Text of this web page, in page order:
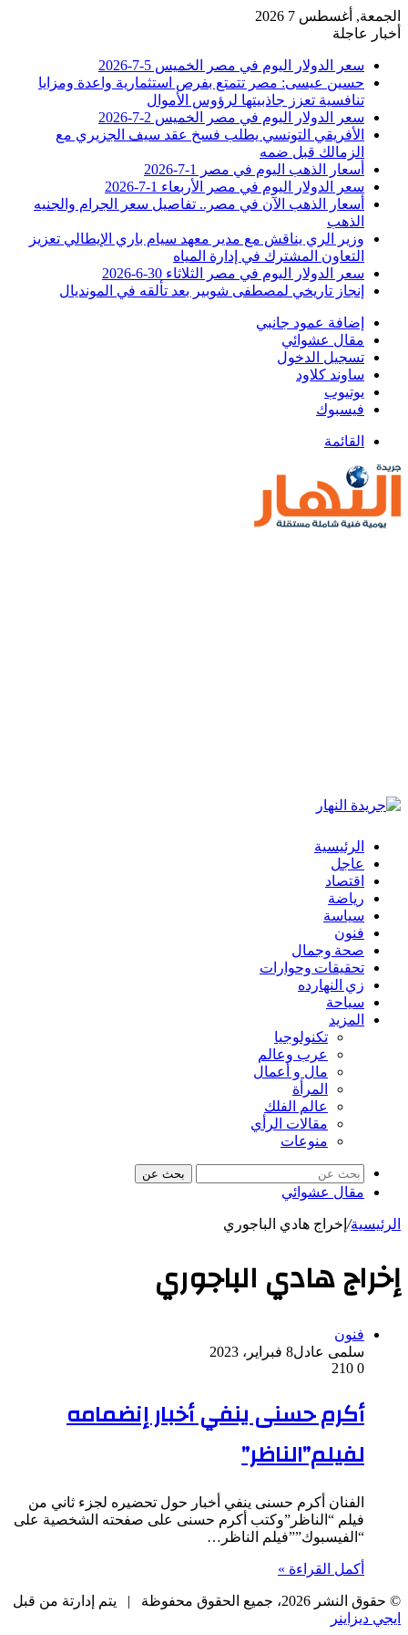
الجمعة, أغسطس 7 2026
أخبار عاجلة
سعر الدولار اليوم في مصر الخميس 5-7-2026
حسين عيسى: مصر تتمتع بفرص استثمارية واعدة ومزايا
تنافسية تعزز جاذبيتها لرؤوس الأموال
سعر الدولار اليوم في مصر الخميس 2-7-2026
الأفريقي التونسي يطلب فسخ عقد سيف الجزيري مع
الزمالك قبل ضمه
أسعار الذهب اليوم في مصر 1-7-2026
سعر الدولار اليوم في مصر الأربعاء 1-7-2026
أسعار الذهب الآن في مصر.. تفاصيل سعر الجرام والجنيه
الذهب
وزير الري يناقش مع مدير معهد سيام باري الإيطالي تعزيز
التعاون المشترك في إدارة المياه
سعر الدولار اليوم في مصر الثلاثاء 30-6-2026
إنجاز تاريخي لمصطفى شوبير بعد تألقه في المونديال
إضافة عمود جانبي
مقال عشوائي
تسجيل الدخول
ساوند كلاود
يوتيوب
فيسبوك
القائمة
الرئيسية
عاجل
اقتصاد
رياضة
سياسة
فنون
صحة وجمال
تحقيقات وحوارات
زي النهارده
سياحة
المزيد
تكنولوجيا
عرب وعالم
مال و أعمال
المرأة
عالم الفلك
مقالات الرأي
منوعات
بحث عن
مقال عشوائي
الرئيسية/ إخراج هادي الباجوري
إخراج هادي الباجوري
فنون
سلمى عادل8 فبراير، 2023
0
أكرم حسنى ينفي أخبار إنضمامه
لفيلم”الناظر”
الفنان أكرم حسنى ينفي أخبار حول تحضيره لجزء ثاني من
فيلم “الناظر”وكتب أكرم حسنى على صفحته الشخصية على
“الفيسبوك””فيلم الناظر…
أكمل القراءة »
© حقوق النشر 2026، جميع الحقوق محفوظة |
يتم إدارتة من قبل
ايجي ديزاينر